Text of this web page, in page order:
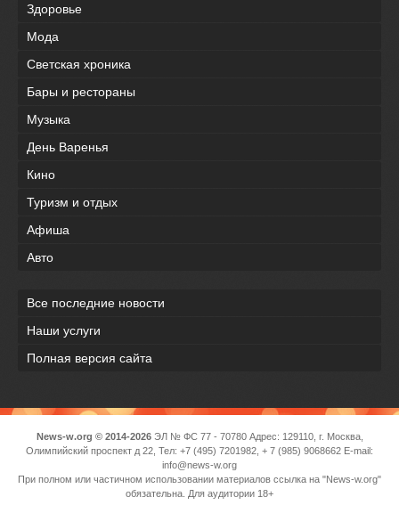
Здоровье
Мода
Светская хроника
Бары и рестораны
Музыка
День Варенья
Кино
Туризм и отдых
Афиша
Авто
Все последние новости
Наши услуги
Полная версия сайта
News-w.org © 2014-2026ЭЛ № ФС 77 - 70780 Адрес: 129110, г. Москва,
Олимпийский проспект д 22, Тел: +7 (495) 7201982, + 7 (985) 9068662 E-mail:
info@news-w.org
При полном или частичном использовании материалов ссылка на "News-w.org"
обязательна. Для аудитории 18+